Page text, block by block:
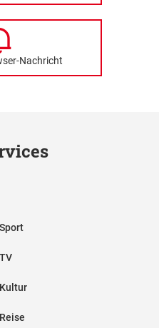
Nachricht
Sport
TV
Kultur
Reise